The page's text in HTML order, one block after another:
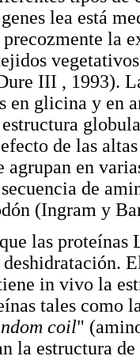
lea está
la
III , 1993).
glicina y en
de las
agrupan en
de
(Ingram y
las
in vivo la
tales como
coil"
la estructura